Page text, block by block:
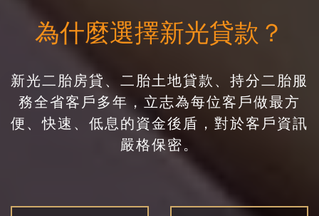
為什麼選擇新光貸款 ？
新光二胎房貸、二胎土地貸款、持分二胎服
務全省客戶多年，立志為每位客戶做最方
便、快速、低息的資金後盾，對於客戶資訊
嚴格保密。